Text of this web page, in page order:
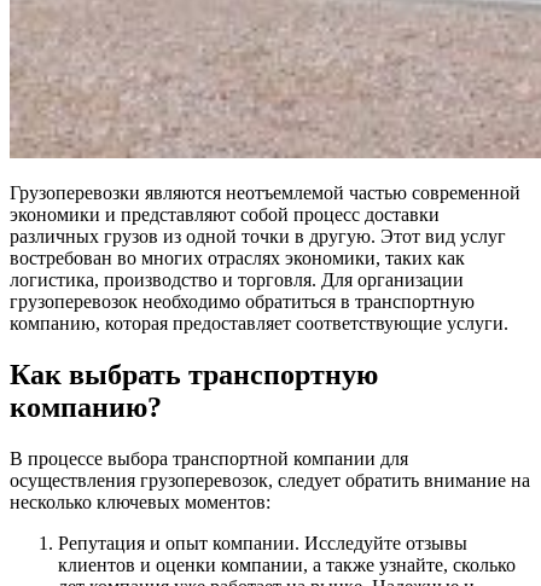
Грузоперевозки являются неотъемлемой частью современной
экономики и представляют собой процесс доставки
различных грузов из одной точки в другую. Этот вид услуг
востребован во многих отраслях экономики, таких как
логистика, производство и торговля. Для организации
грузоперевозок необходимо обратиться в транспортную
компанию, которая предоставляет соответствующие услуги.
Как выбрать транспортную
компанию?
В процессе выбора транспортной компании для
осуществления грузоперевозок, следует обратить внимание на
несколько ключевых моментов:
Репутация и опыт компании. Исследуйте отзывы
клиентов и оценки компании, а также узнайте, сколько